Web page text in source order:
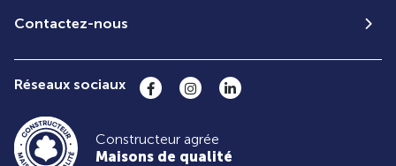
Contactez-nous
Réseaux sociaux
Constructeur agrée
Maisons de qualité